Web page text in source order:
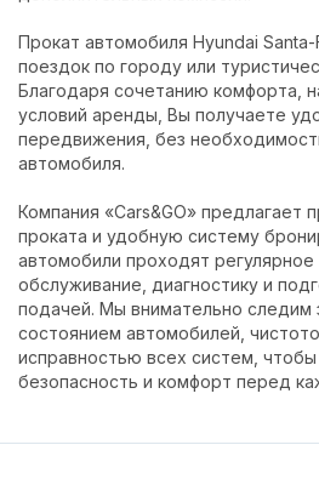
Прокат автомобиля Hyundai
поездок по городу или
Благодаря сочетанию комфорта,
условий аренды, Вы получаете
передвижения, без
автомобиля.
Компания «Cars&GO» предлагает
проката и удобную систему
автомобили проходят регулярное
обслуживание, диагностику и
подачей. Мы внимательно следим
состоянием автомобилей,
исправностью всех систем,
безопасность и комфорт перед